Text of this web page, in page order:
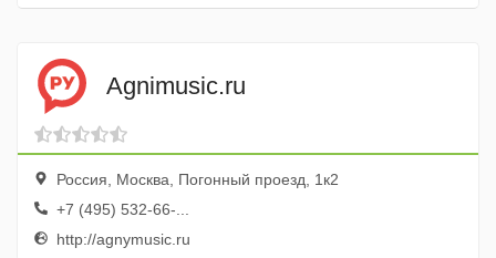
Agnimusic.ru
Россия, Москва, Погонный проезд, 1к2
+7 (495) 532-66-...
http://agnymusic.ru